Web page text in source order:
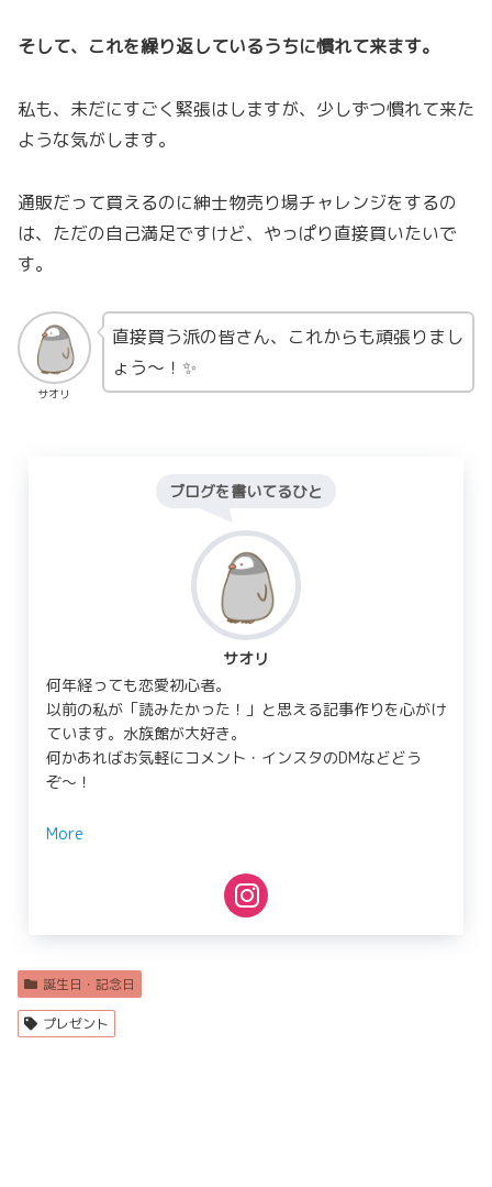
そして、これを繰り返しているうちに慣れて来ます。
私も、未だにすごく緊張はしますが、少しずつ慣れて来た
ような気がします。
通販だって買えるのに紳士物売り場チャレンジをするの
は、ただの自己満足ですけど、やっぱり直接買いたいで
す。
サオリ
直接買う派の皆さん、これからも頑張りまし
ょう〜！✨
ブログを書いてるひと
サオリ
何年経っても恋愛初心者。
以前の私が「読みたかった！」と思える記事作りを心がけ
ています。水族館が大好き。
何かあればお気軽にコメント・インスタのDMなどどう
ぞ〜！
More
誕生日・記念日
プレゼント